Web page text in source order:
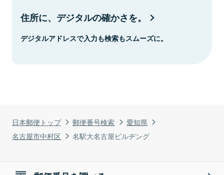
日本郵便トップ 郵便番号検索
愛知県
名古屋市中村区
名駅大名古屋ビルヂング
住所に、デジタルの確かさを。
デジタルアドレスで入力も検索もスムーズに。